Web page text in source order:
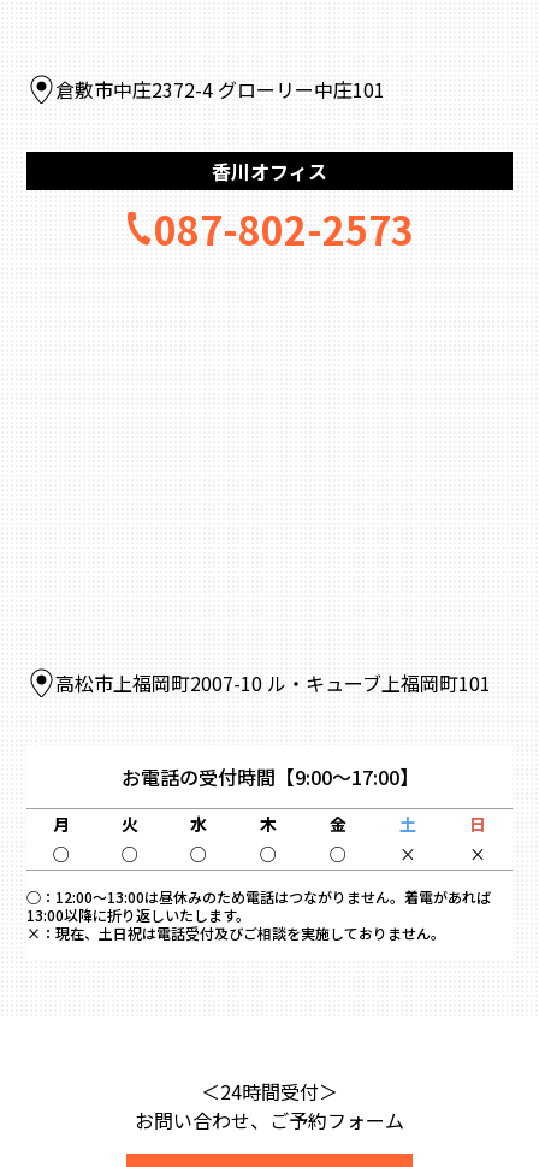
倉敷市中庄2372-4 グローリー中庄101
香川オフィス
087-802-2573
高松市上福岡町2007-10 ル・キューブ上福岡町101
お電話の受付時間 【9:00～17:00】
月 火 水 木 金 土
日
○
○ ○ ○ ○ × ×
○： 12:00～13:00は昼休みのため電話はつながりません。着電があれば
13:00以降に折り返しいたします。
×： 現在、土日祝は電話受付及びご相談を実施しておりません。
＜24時間受付＞
お問い合わせ、ご予約フォーム